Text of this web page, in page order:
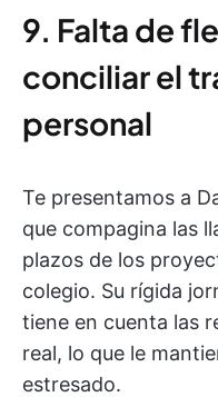
9. Falta de
conciliar el
personal
Te presentamos a
que compagina las
plazos de los
colegio. Su rígida
tiene en cuenta las
real, lo que le
estresado.